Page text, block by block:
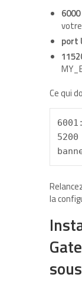
6000
port
Ce qui
5200
la